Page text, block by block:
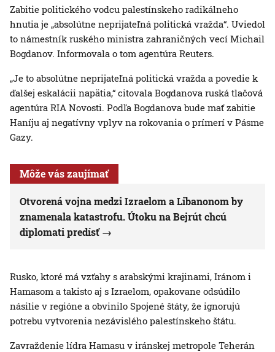
Zabitie politického vodcu palestínskeho radikálneho
hnutia je „absolútne neprijateľná politická vražda“. Uviedol
to námestník ruského ministra zahraničných vecí Michail
Bogdanov. Informovala o tom agentúra Reuters.
„Je to absolútne neprijateľná politická vražda a povedie k
ďalšej eskalácii napätia,“ citovala Bogdanova ruská tlačová
agentúra RIA Novosti. Podľa Bogdanova bude mať zabitie
Haníju aj negatívny vplyv na rokovania o prímerí v Pásme
Gazy.
Môže vás zaujímať
Otvorená vojna medzi Izraelom a Libanonom by
znamenala katastrofu. Útoku na Bejrút chcú
diplomati predísť
Rusko, ktoré má vzťahy s arabskými krajinami, Iránom i
Hamasom a takisto aj s Izraelom, opakovane odsúdilo
násilie v regióne a obvinilo Spojené štáty, že ignorujú
potrebu vytvorenia nezávislého palestínskeho štátu.
Zavraždenie lídra Hamasu v iránskej metropole Teherán